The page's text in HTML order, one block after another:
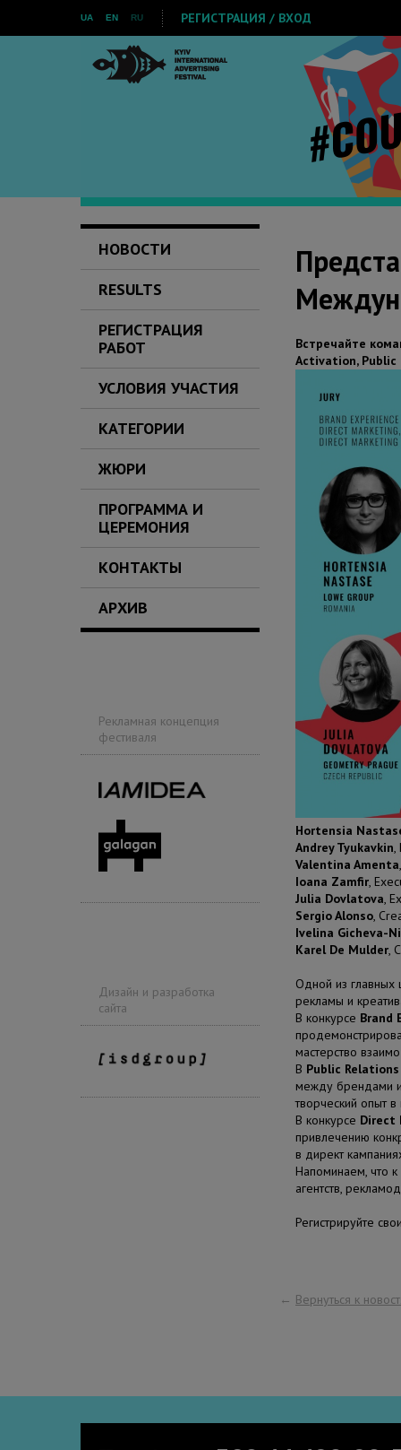
UA EN RU РЕГИСТРАЦИЯ / ВХОД
НОВОСТИ
RESULTS
РЕГИСТРАЦИЯ
РАБОТ
УСЛОВИЯ УЧАСТИЯ
КАТЕГОРИИ
ЖЮРИ
ПРОГРАММА И
ЦЕРЕМОНИЯ
КОНТАКТЫ
АРХИВ
Рекламная концепция
фестиваля
Дизайн и разработка
сайта
Встречайте
Activation, Public
Hortensia
Andrey Tyukavkin,
Valentina Amenta
Ioana Zamfir,
Julia Dovlatova,
Sergio Alonso,
Ivelina Gicheva-
Karel De Mulder,
Одной из главных
рекламы и
В конкурсе Brand
мастерство
В Public Relations
между брендами
творческий опыт
В конкурсе Direct
привлечению
в директ
Напоминаем, что
агентств,
Регистрируйте
← Вернуться к